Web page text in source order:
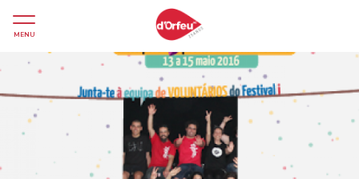
MENU